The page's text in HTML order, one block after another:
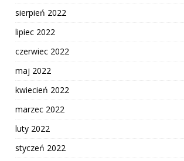
sierpień 2022
lipiec 2022
czerwiec 2022
maj 2022
kwiecień 2022
marzec 2022
luty 2022
styczeń 2022